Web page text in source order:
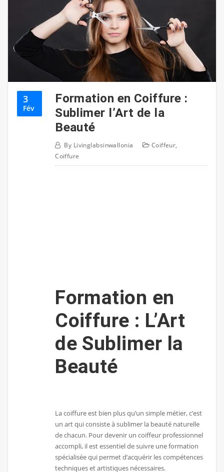
3
Fév
Formation en Coiffure :
Sublimer l’Art de la
Beauté
By Livinglabsinwallonia Coiffeur,
Coiffure
Formation en
Coiffure : L’Art
de Sublimer la
Beauté
La coiffure est bien plus qu’un simple métier, c’est
un art qui consiste à sublimer la beauté naturelle
de chacun. Pour devenir un coiffeur professionnel
accompli, il est essentiel de suivre une formation
spécialisée qui permet d’acquérir les compétences
techniques et artistiques nécessaires.